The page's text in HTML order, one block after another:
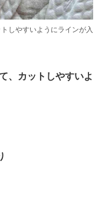
しやすいようにラインが入
、カットしやすいよ